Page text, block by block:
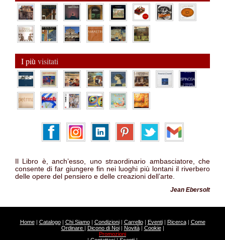
I più visitati
Il Libro è, anch’esso, uno straordinario ambasciatore, che
consente di far giungere fin nei luoghi più lontani il riverbero
delle opere del pensiero e delle creazioni dell’arte.
Jean Ebersolt
Home| Catalogo| Chi Siamo| Condizioni| Carrello| Eventi| Ricerca| Come
Ordinare | Dicono di Noi| Novità| Cookie|
Promozioni